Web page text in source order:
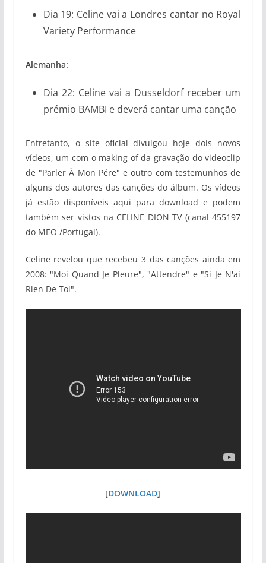
Dia 19: Celine vai a Londres cantar no Royal
Variety Performance
Alemanha:
Dia 22: Celine vai a Dusseldorf receber um
prémio BAMBI e deverá cantar uma canção
Entretanto, o site oficial divulgou hoje dois novos
vídeos, um com o making of da gravação do videoclip
de "Parler À Mon Pére" e outro com testemunhos de
alguns dos autores das canções do álbum. Os vídeos
já estão disponíveis aqui para download e podem
também ser vistos na CELINE DION TV (canal 455197
do MEO /Portugal).
Celine revelou que recebeu 3 das canções ainda em
2008: "Moi Quand Je Pleure", "Attendre" e "Si Je N'ai
Rien De Toi".
[DOWNLOAD]